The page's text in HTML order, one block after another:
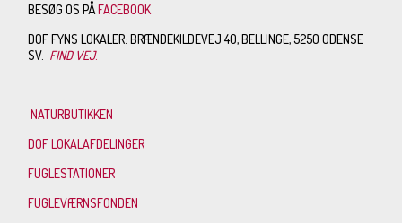
BESØG OS PÅFACEBOOK
DOF FYNS LOKALER: BRÆNDEKILDEVEJ 40, BELLINGE, 5250 ODENSE
SV. FIND VEJ.
NATURBUTIKKEN
DOF LOKALAFDELINGER
FUGLESTATIONER
FUGLEVÆRNSFONDEN